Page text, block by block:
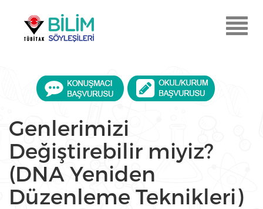
Menu
Aç
Genlerimizi
Değiştirebilir miyiz?
(DNA Yeniden
Düzenleme Teknikleri)